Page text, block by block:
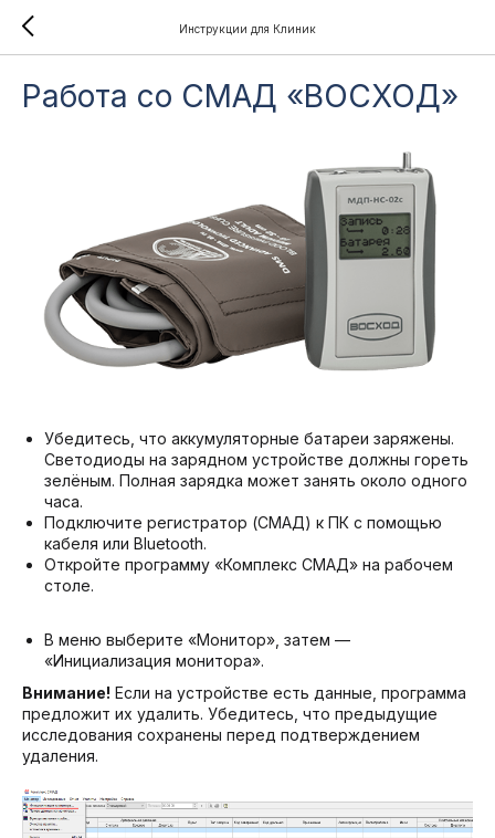
Инструкции для Клиник
Работа со СМАД «ВОСХОД»
Убедитесь, что аккумуляторные батареи заряжены.
Светодиоды на зарядном устройстве должны гореть
зелёным. Полная зарядка может занять около одного
часа.
Подключите регистратор (СМАД) к ПК с помощью
кабеля или Bluetooth.
Откройте программу «Комплекс СМАД» на рабочем
столе.
В меню выберите «Монитор», затем —
«Инициализация монитора».
Внимание! Если на устройстве есть данные, программа
предложит их удалить. Убедитесь, что предыдущие
исследования сохранены перед подтверждением
удаления.